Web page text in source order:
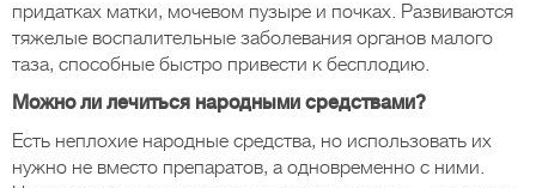
придатках матки, мочевом пузыре и почках. Развиваются
тяжелые воспалительные заболевания органов малого
таза, способные быстро привести к бесплодию.
Можно ли лечиться народными средствами?
Есть неплохие народные средства, но использовать их
нужно не вместо препаратов, а одновременно с ними.